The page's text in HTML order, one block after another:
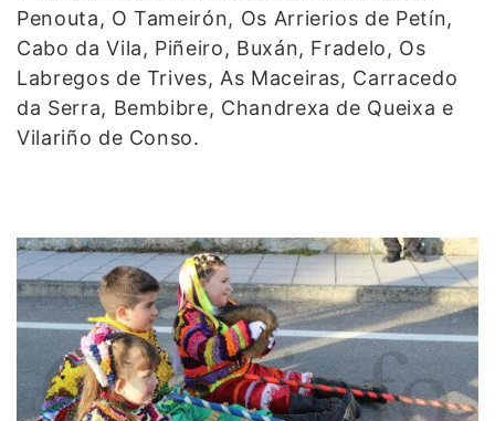
Penouta, O Tameirón, Os Arrierios de Petín,
Cabo da Vila, Piñeiro, Buxán, Fradelo, Os
Labregos de Trives, As Maceiras, Carracedo
da Serra, Bembibre, Chandrexa de Queixa e
Vilariño de Conso.